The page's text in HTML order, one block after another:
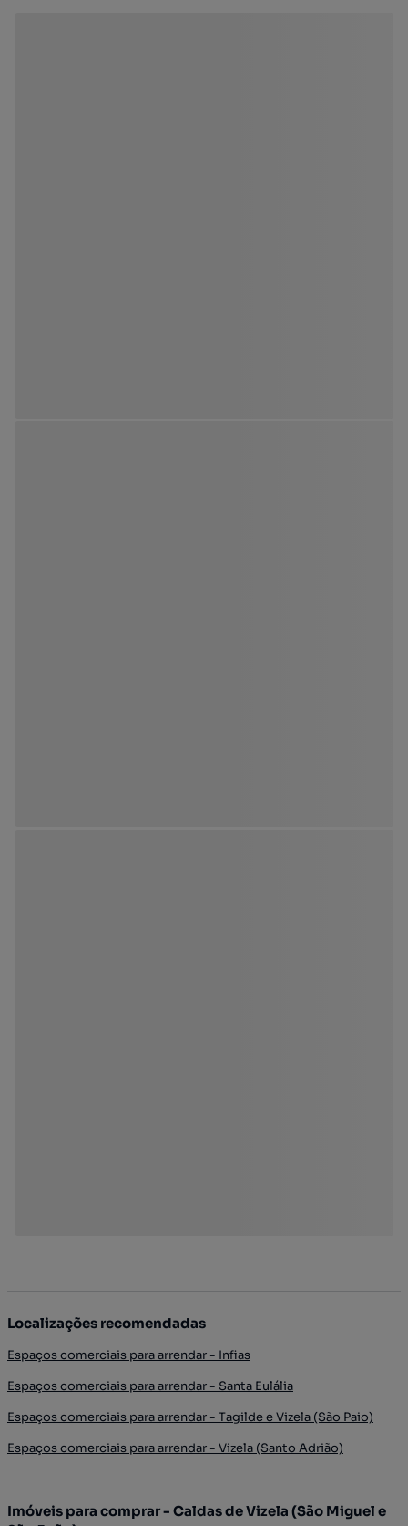
Localizações recomendadas
Espaços comerciais para arrendar - Infias
Espaços comerciais para arrendar - Santa Eulália
Espaços comerciais para arrendar - Tagilde e Vizela (São Paio)
Espaços comerciais para arrendar - Vizela (Santo Adrião)
Imóveis para comprar - Caldas de Vizela (São Miguel e